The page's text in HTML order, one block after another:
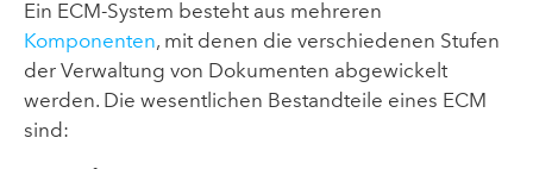
Ein ECM-System besteht aus mehreren
Komponenten, mit denen die verschiedenen Stufen
der Verwaltung von Dokumenten abgewickelt
werden. Die wesentlichen Bestandteile eines ECM
sind: